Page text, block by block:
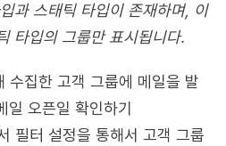
과 스태틱 타입이 존재하며, 이
타입의 그룹만 표시됩니다.
수집한 고객 그룹에 메일을 발
오픈일 확인하기
필터 설정을 통해서 고객 그룹